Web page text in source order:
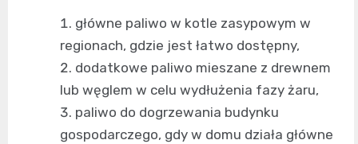
główne paliwo w kotle zasypowym w
regionach, gdzie jest łatwo dostępny,
dodatkowe paliwo mieszane z drewnem
lub węglem w celu wydłużenia fazy żaru,
paliwo do dogrzewania budynku
gospodarczego, gdy w domu działa główne